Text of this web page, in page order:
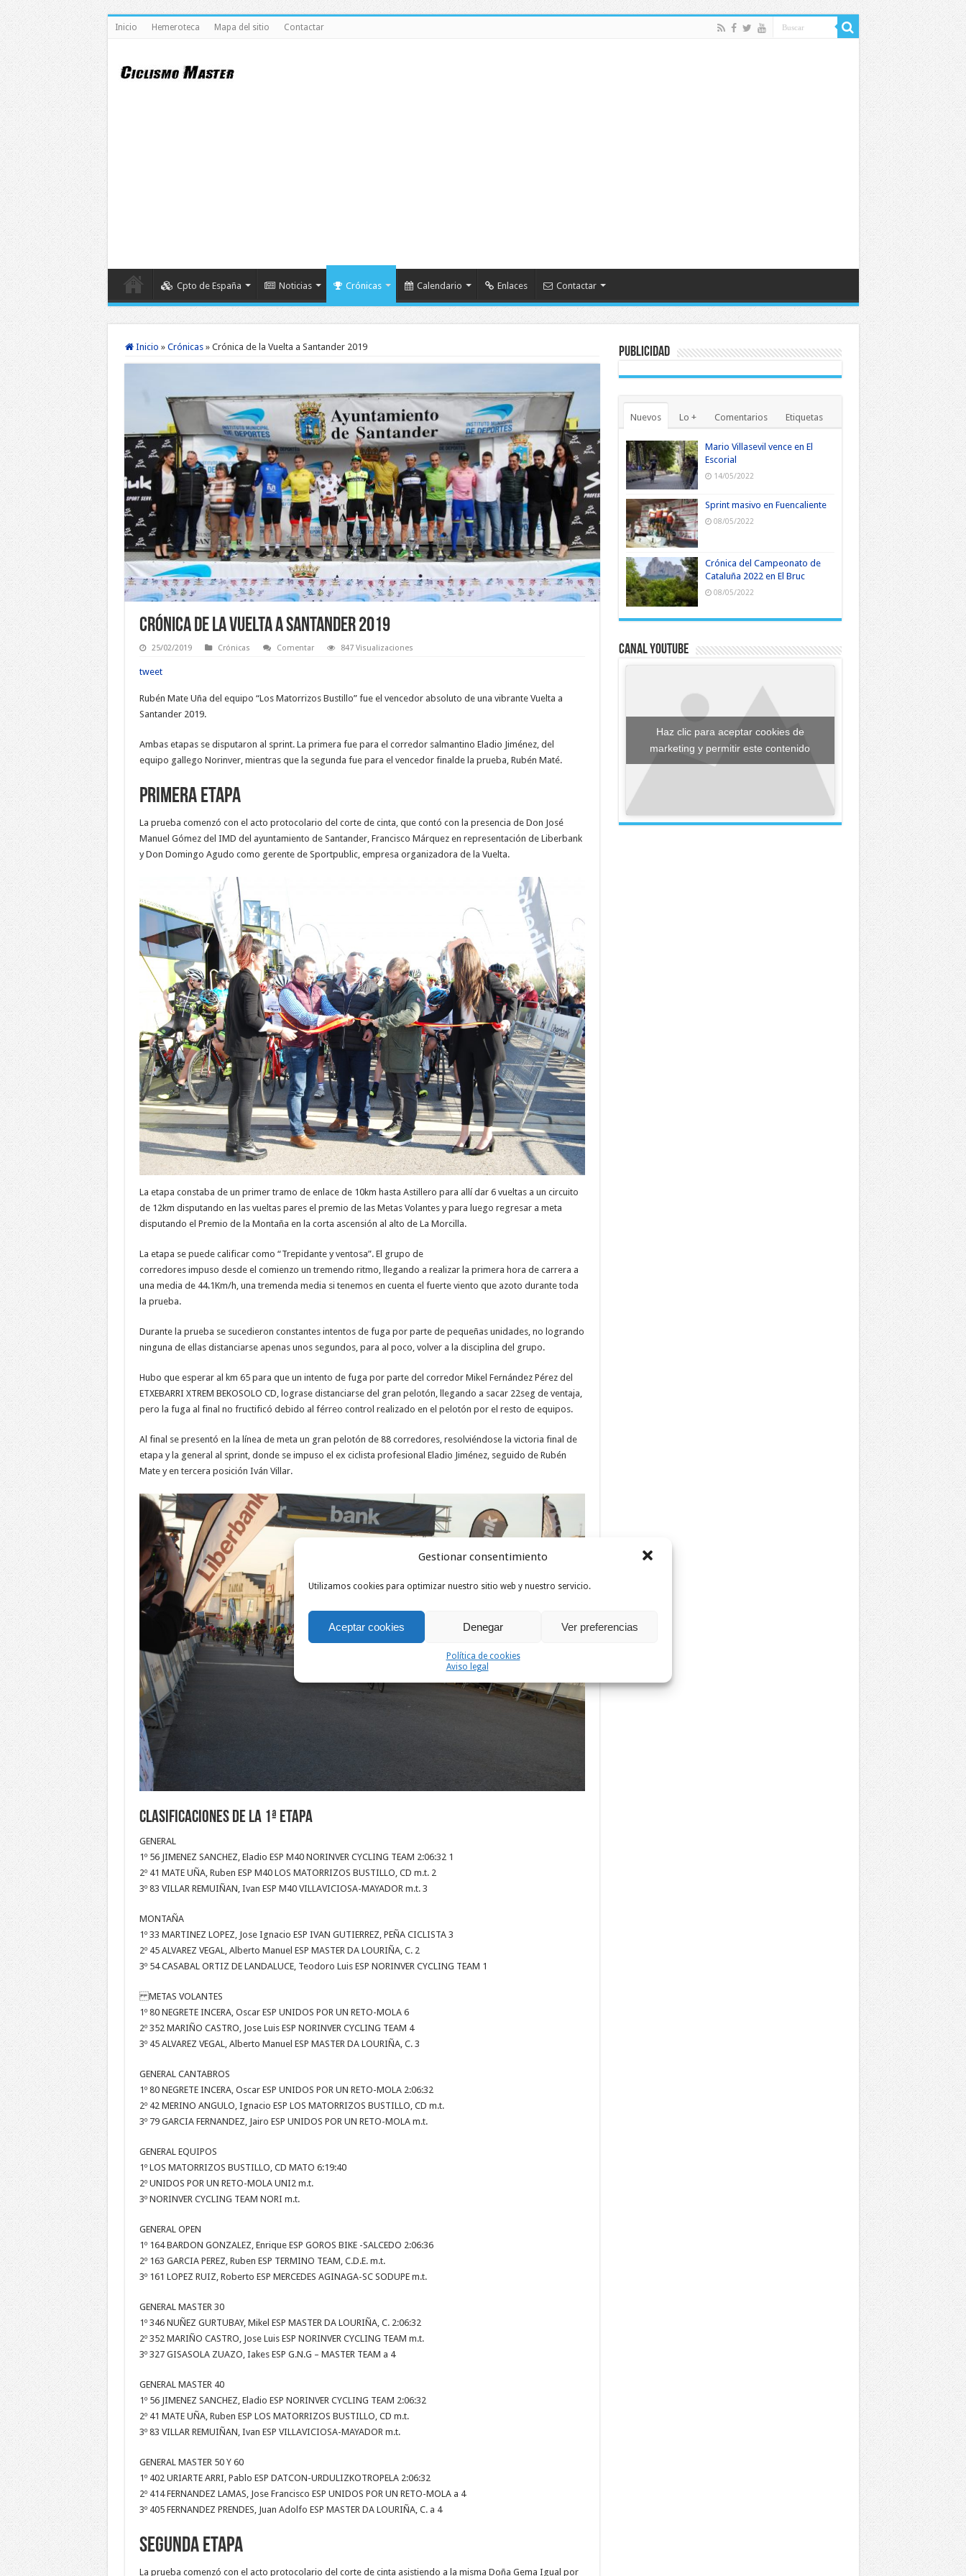
Gestionar consentimiento
Utilizamos cookies para optimizar nuestro sitio web y nuestro servicio.
Aceptar cookies Denegar Ver preferencias
Política de cookies
Aviso legal
Inicio Hemeroteca Mapa del sitio Contactar
Cpto de España Noticias Crónicas Calendario Enlaces Contactar
Inicio » Crónicas » Crónica de la Vuelta a Santander 2019
Crónica de la Vuelta a Santander 2019
25/02/2019 Crónicas Comentar 847 Visualizaciones
tweet
Rubén Mate Uña del equipo “Los Matorrizos Bustillo” fue el vencedor absoluto de una vibrante Vuelta a
Santander 2019.
Ambas etapas se disputaron al sprint. La primera fue para el corredor salmantino Eladio Jiménez, del
equipo gallego Norinver, mientras que la segunda fue para el vencedor finalde la prueba, Rubén Maté.
Primera etapa
La prueba comenzó con el acto protocolario del corte de cinta, que contó con la presencia de Don José
Manuel Gómez del IMD del ayuntamiento de Santander, Francisco Márquez en representación de Liberbank
y Don Domingo Agudo como gerente de Sportpublic, empresa organizadora de la Vuelta.
La etapa constaba de un primer tramo de enlace de 10km hasta Astillero para allí dar 6 vueltas a un circuito
de 12km disputando en las vueltas pares el premio de las Metas Volantes y para luego regresar a meta
disputando el Premio de la Montaña en la corta ascensión al alto de La Morcilla.
La etapa se puede calificar como “Trepidante y ventosa”. El grupo de
corredores impuso desde el comienzo un tremendo ritmo, llegando a realizar la primera hora de carrera a
una media de 44.1Km/h, una tremenda media si tenemos en cuenta el fuerte viento que azoto durante toda
la prueba.
Durante la prueba se sucedieron constantes intentos de fuga por parte de pequeñas unidades, no logrando
ninguna de ellas distanciarse apenas unos segundos, para al poco, volver a la disciplina del grupo.
Hubo que esperar al km 65 para que un intento de fuga por parte del corredor Mikel Fernández Pérez del
ETXEBARRI XTREM BEKOSOLO CD, lograse distanciarse del gran pelotón, llegando a sacar 22seg de ventaja,
pero la fuga al final no fructificó debido al férreo control realizado en el pelotón por el resto de equipos.
Al final se presentó en la línea de meta un gran pelotón de 88 corredores, resolviéndose la victoria final de
etapa y la general al sprint, donde se impuso el ex ciclista profesional Eladio Jiménez, seguido de Rubén
Mate y en tercera posición Iván Villar.
Clasificaciones de la 1ª etapa
GENERAL
1º 56 JIMENEZ SANCHEZ, Eladio ESP M40 NORINVER CYCLING TEAM 2:06:32 1
2º 41 MATE UÑA, Ruben ESP M40 LOS MATORRIZOS BUSTILLO, CD m.t. 2
3º 83 VILLAR REMUIÑAN, Ivan ESP M40 VILLAVICIOSA-MAYADOR m.t. 3
MONTAÑA
1º 33 MARTINEZ LOPEZ, Jose Ignacio ESP IVAN GUTIERREZ, PEÑA CICLISTA 3
2º 45 ALVAREZ VEGAL, Alberto Manuel ESP MASTER DA LOURIÑA, C. 2
3º 54 CASABAL ORTIZ DE LANDALUCE, Teodoro Luis ESP NORINVER CYCLING TEAM 1
METAS VOLANTES
1º 80 NEGRETE INCERA, Oscar ESP UNIDOS POR UN RETO-MOLA 6
2º 352 MARIÑO CASTRO, Jose Luis ESP NORINVER CYCLING TEAM 4
3º 45 ALVAREZ VEGAL, Alberto Manuel ESP MASTER DA LOURIÑA, C. 3
GENERAL CANTABROS
1º 80 NEGRETE INCERA, Oscar ESP UNIDOS POR UN RETO-MOLA 2:06:32
2º 42 MERINO ANGULO, Ignacio ESP LOS MATORRIZOS BUSTILLO, CD m.t.
3º 79 GARCIA FERNANDEZ, Jairo ESP UNIDOS POR UN RETO-MOLA m.t.
GENERAL EQUIPOS
1º LOS MATORRIZOS BUSTILLO, CD MATO 6:19:40
2º UNIDOS POR UN RETO-MOLA UNI2 m.t.
3º NORINVER CYCLING TEAM NORI m.t.
GENERAL OPEN
1º 164 BARDON GONZALEZ, Enrique ESP GOROS BIKE -SALCEDO 2:06:36
2º 163 GARCIA PEREZ, Ruben ESP TERMINO TEAM, C.D.E. m.t.
3º 161 LOPEZ RUIZ, Roberto ESP MERCEDES AGINAGA-SC SODUPE m.t.
GENERAL MASTER 30
1º 346 NUÑEZ GURTUBAY, Mikel ESP MASTER DA LOURIÑA, C. 2:06:32
2º 352 MARIÑO CASTRO, Jose Luis ESP NORINVER CYCLING TEAM m.t.
3º 327 GISASOLA ZUAZO, Iakes ESP G.N.G – MASTER TEAM a 4
GENERAL MASTER 40
1º 56 JIMENEZ SANCHEZ, Eladio ESP NORINVER CYCLING TEAM 2:06:32
2º 41 MATE UÑA, Ruben ESP LOS MATORRIZOS BUSTILLO, CD m.t.
3º 83 VILLAR REMUIÑAN, Ivan ESP VILLAVICIOSA-MAYADOR m.t.
GENERAL MASTER 50 Y 60
1º 402 URIARTE ARRI, Pablo ESP DATCON-URDULIZKOTROPELA 2:06:32
2º 414 FERNANDEZ LAMAS, Jose Francisco ESP UNIDOS POR UN RETO-MOLA a 4
3º 405 FERNANDEZ PRENDES, Juan Adolfo ESP MASTER DA LOURIÑA, C. a 4
Segunda etapa
La prueba comenzó con el acto protocolario del corte de cinta asistiendo a la misma Doña Gema Igual por
Publicidad
Nuevos Lo + Comentarios Etiquetas
Mario Villasevil vence en El
Escorial
14/05/2022
Sprint masivo en Fuencaliente
08/05/2022
Crónica del Campeonato de
Cataluña 2022 en El Bruc
08/05/2022
Canal YouTube
Haz clic para aceptar cookies de
marketing y permitir este contenido